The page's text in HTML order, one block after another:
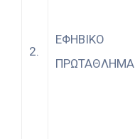
2.
ΕΦΗΒΙΚΟ
ΠΡΩΤΑΘΛΗΜΑ